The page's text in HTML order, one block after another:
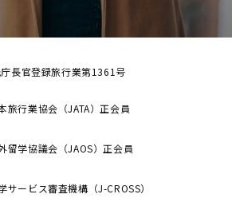
長官登録旅行業第1361号
旅行業協会（JATA）正会員
留学協議会（JAOS）正会員
サービス審査機構（J-CROSS）